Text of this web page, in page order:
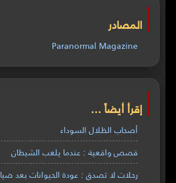
المصادر
Paranormal Magazine
إقرأ أيضاً ...
أصحاب الظلال السوداء
قصص واقعية : عندما يلعب الشيطان
رحلات لا تصدق : عودة الحيوانات بعد